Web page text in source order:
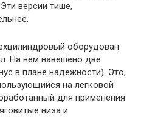
версии тише,
оборудован
На нем навешено две
в плане надежности). Это,
на легковой
для применения
низа и